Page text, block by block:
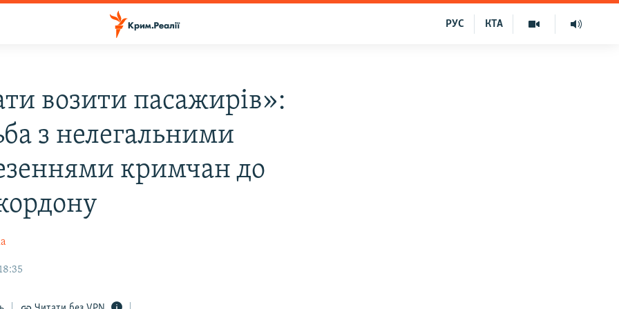
КТА
РУС
возити пасажирів»:
з нелегальними
кримчан до